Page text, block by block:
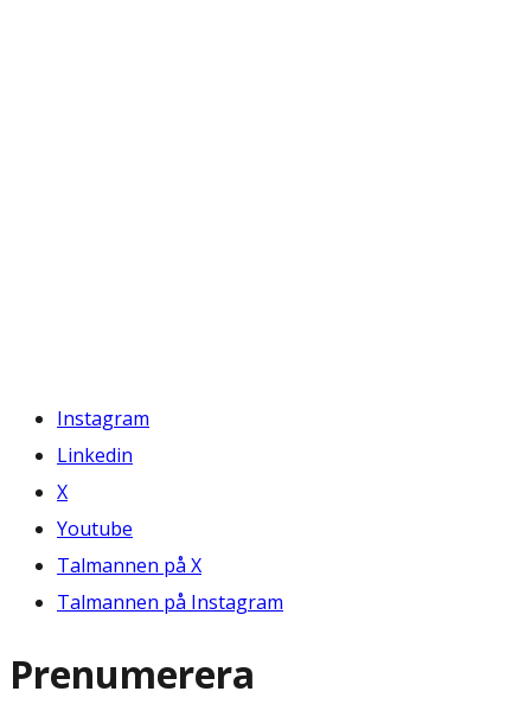
Instagram
Linkedin
X
Youtube
Talmannen på X
Talmannen på Instagram
Prenumerera